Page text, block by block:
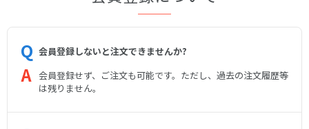
会員登録しないと注文できませんか?
会員登録せず、ご注文も可能です。ただし、過去の注文履歴等
は残りません。